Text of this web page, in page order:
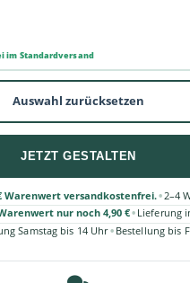
im Standardversand
Auswahl zurücksetzen
JETZT GESTALTEN
Warenwert versandkostenfrei.•2–4
nur noch 4,90 €• Lieferung
Samstag bis 14 Uhr • Bestellung bis